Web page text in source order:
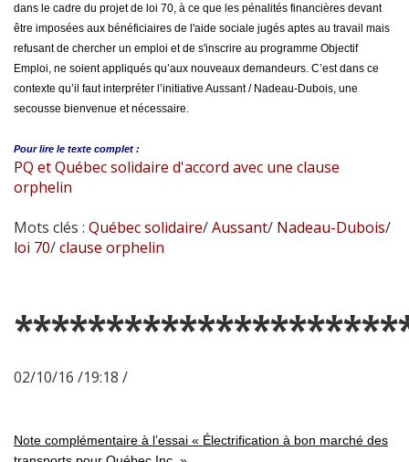
dans le cadre du projet de loi 70, à ce que les pénalités financières devant
être imposées aux bénéficiaires de l'aide sociale jugés aptes au travail mais
refusant de chercher un emploi et de s'inscrire au programme Objectif
Emploi, ne soient appliqués qu’aux nouveaux demandeurs. C’est dans ce
contexte qu’il faut interpréter l’initiative Aussant / Nadeau-Dubois, une
secousse bienvenue et nécessaire.
Pour lire le texte complet :
PQ et Québec solidaire d'accord avec une clause
orphelin
Mots clés : Québec solidaire/Aussant/ Nadeau-Dubois/
loi 70/clause orphelin
02/10/16 /19:18 /
Note complémentaire à l’essai « Électrification à bon marché des